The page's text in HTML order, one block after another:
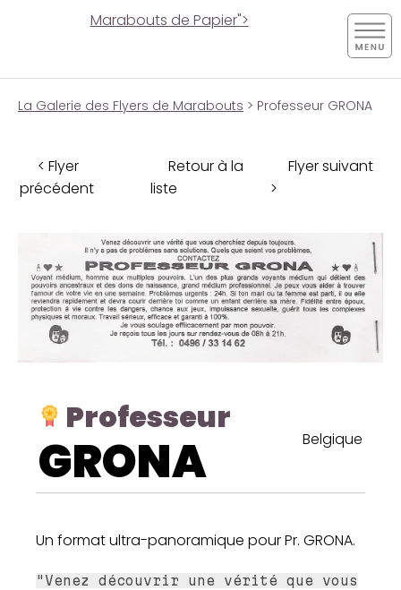
Marabouts de Papier">
La Galerie des Flyers de Marabouts > Professeur GRONA
< Flyer
précédent
Retour à la
liste
Flyer suivant
>
Professeur
GRONA Belgique
Un format ultra-panoramique pour Pr. GRONA.
"Venez découvrir une vérité que vous